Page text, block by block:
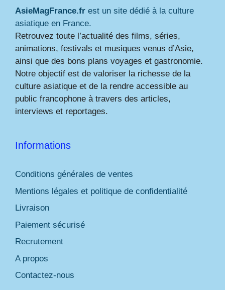
AsieMagFrance.fr est un site dédié à la culture
asiatique en France.
Retrouvez toute l’actualité des films, séries,
animations, festivals et musiques venus d’Asie,
ainsi que des bons plans voyages et gastronomie.
Notre objectif est de valoriser la richesse de la
culture asiatique et de la rendre accessible au
public francophone à travers des articles,
interviews et reportages.
Informations
Conditions générales de ventes
Mentions légales et politique de confidentialité
Livraison
Paiement sécurisé
Recrutement
A propos
Contactez-nous